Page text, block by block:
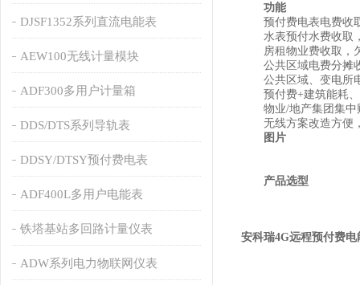
DJSF1352系列直流电能表
AEW100无线计量模块
ADF300多用户计量箱
DDS/DTS系列导轨表
DDSY/DTSY预付费电表
ADF400L多用户电能表
铁塔基站多回路计量仪表
ADW系列电力物联网仪表
功能
预付费电表电费收取
水表预付水费收取
房租物业费收取，
公共区域电费分摊
公共区域、变电所
预付费+建筑能耗、
物业/地产集团集中
无线方案改造方便
图片
产品选型
安科瑞4G远程预付费电